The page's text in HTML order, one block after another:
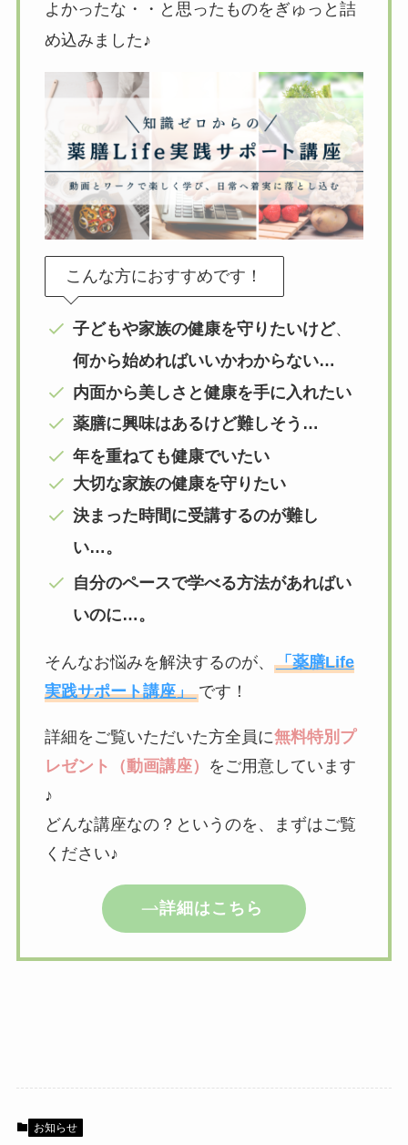
よかったな・・と思ったものをぎゅっと詰
め込みました♪
こんな方におすすめです！
子どもや家族の健康を守りたいけど、
何から始めればいいかわからない…
内面から美しさと健康を手に入れたい
薬膳に興味はあるけど難しそう…
年を重ねても健康でいたい
大切な家族の健康を守りたい
決まった時間に受講するのが難し
い…。
自分のペースで学べる方法があればい
いのに…。
そんなお悩みを解決するのが、 「薬膳Life
実践サポート講座」です！
詳細をご覧いただいた方全員に無料特別プ
レゼント（動画講座）
をご用意しています
♪
どんな講座なの？というのを、まずはご覧
ください♪
詳細はこちら
お知らせ